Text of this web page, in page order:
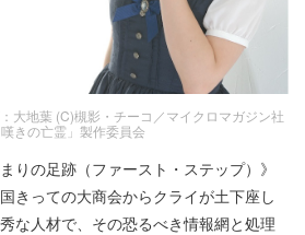
大地葉 (C)槻影・チーコ／マイクロマガジン社
嘆きの亡霊」製作委員会
りの足跡（ファースト・ステップ）》
きっての大商会からクライが土下座し
な人材で、その恐るべき情報網と処理